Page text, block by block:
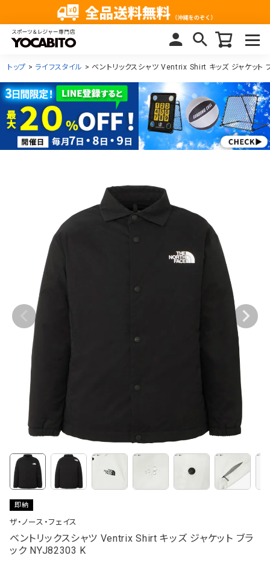
トップ ライフスタイル ベントリックスシャツ Ventrix Shirt キッズ ジャケット
即納
ザ・ノース・フェイス
ベントリックスシャツ Ventrix Shirt キッズ ジャケット ブラ
ック NYJ82303 K